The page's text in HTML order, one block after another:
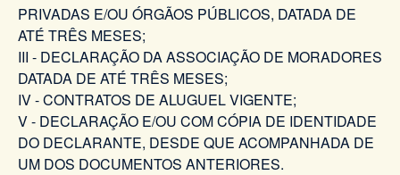
PRIVADAS E/OU ÓRGÃOS PÚBLICOS, DATADA DE
ATÉ TRÊS MESES;
III - DECLARAÇÃO DA ASSOCIAÇÃO DE MORADORES
DATADA DE ATÉ TRÊS MESES;
IV - CONTRATOS DE ALUGUEL VIGENTE;
V - DECLARAÇÃO E/OU COM CÓPIA DE IDENTIDADE
DO DECLARANTE, DESDE QUE ACOMPANHADA DE
UM DOS DOCUMENTOS ANTERIORES.